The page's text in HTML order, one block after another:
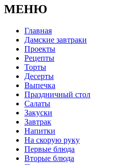
МЕНЮ
Главная
Дамские завтраки
Проекты
Рецепты
Торты
Десерты
Выпечка
Праздничный стол
Салаты
Закуски
Завтрак
Напитки
На скорую руку
Первые блюда
Вторые блюда